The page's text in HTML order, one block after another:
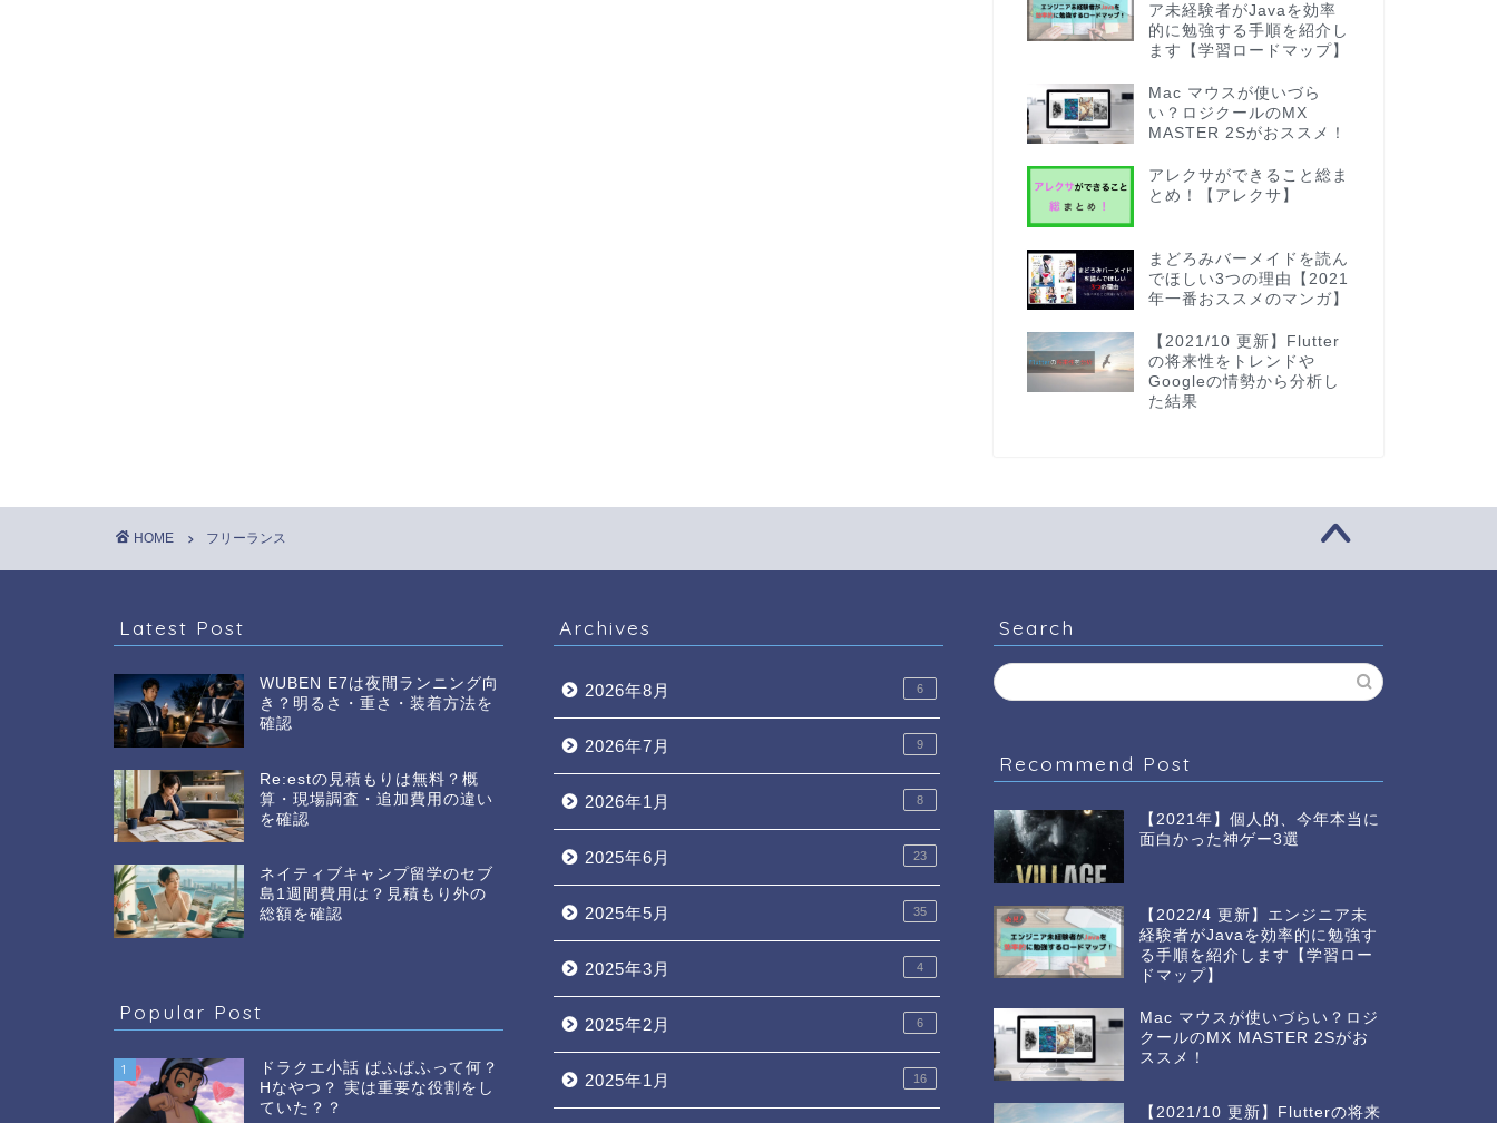
ア未経験者がJavaを効率
的に勉強する手順を紹介し
ます【学習ロードマップ】
Mac マウスが使いづら
い？ロジクールのMX
MASTER 2Sがおススメ！
アレクサができること総ま
とめ！【アレクサ】
まどろみバーメイドを読ん
でほしい3つの理由【2021
年一番おススメのマンガ】
【2021/10 更新】Flutter
の将来性をトレンドや
Googleの情勢から分析し
た結果
HOME フリーランス
Latest Post
WUBEN E7は夜間ランニング向
き？明るさ・重さ・装着方法を
確認
Re:estの見積もりは無料？概
算・現場調査・追加費用の違い
を確認
ネイティブキャンプ留学のセブ
島1週間費用は？見積もり外の
総額を確認
Popular Post
1
ドラクエ小話 ぱふぱふって何？
Hなやつ？ 実は重要な役割をし
ていた？？
Archives
2026年8月 6
2026年7月 9
2026年1月 8
2025年6月 23
2025年5月 35
2025年3月 4
2025年2月 6
2025年1月 16
Search
Recommend Post
【2021年】個人的、今年本当に
面白かった神ゲー3選
【2022/4 更新】エンジニア未
経験者がJavaを効率的に勉強す
る手順を紹介します【学習ロー
ドマップ】
Mac マウスが使いづらい？ロジ
クールのMX MASTER 2Sがお
ススメ！
【2021/10 更新】Flutterの将来